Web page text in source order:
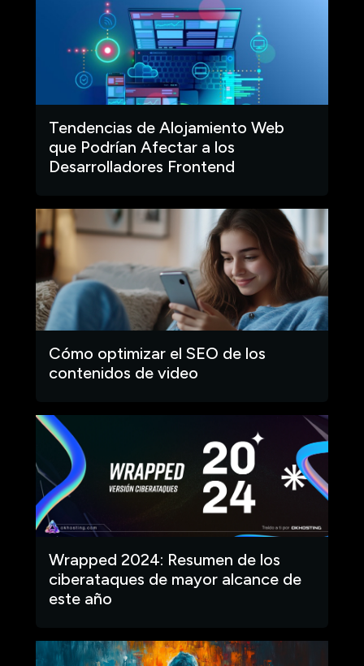
Tendencias de Alojamiento Web
que Podrían Afectar a los
Desarrolladores Frontend
Cómo optimizar el SEO de los
contenidos de video
Wrapped 2024: Resumen de los
ciberataques de mayor alcance de
este año